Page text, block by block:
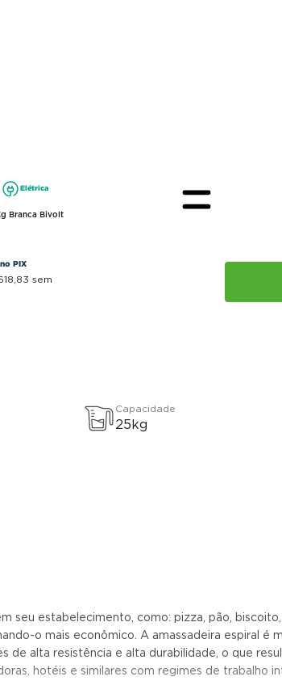
Elétrica
Branca Bivolt
PIX
83 sem
Capacidade
25kg
estabelecimento, como: pizza, pão,
o mais econômico. A amassadeira espiral é
alta resistência e alta durabilidade, o que
hotéis e similares com regimes de trabalho